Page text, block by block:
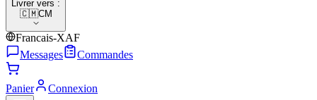
Livrer vers :
🇨🇲CM
Francais-XAF
Messages
Commandes
Panier Connexion